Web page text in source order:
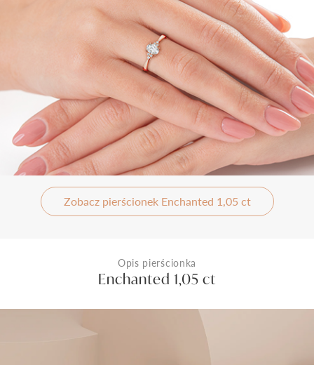
Zobacz pierścionek Enchanted 1,05 ct
Opis pierścionka
Enchanted 1,05 ct